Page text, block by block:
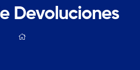
Devoluciones